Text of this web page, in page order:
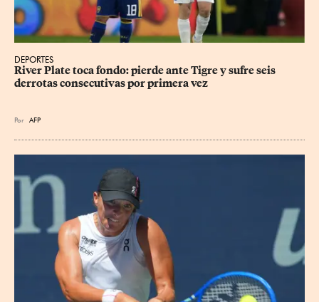
DEPORTES
River Plate toca fondo: pierde ante Tigre y sufre seis
derrotas consecutivas por primera vez
Por AFP